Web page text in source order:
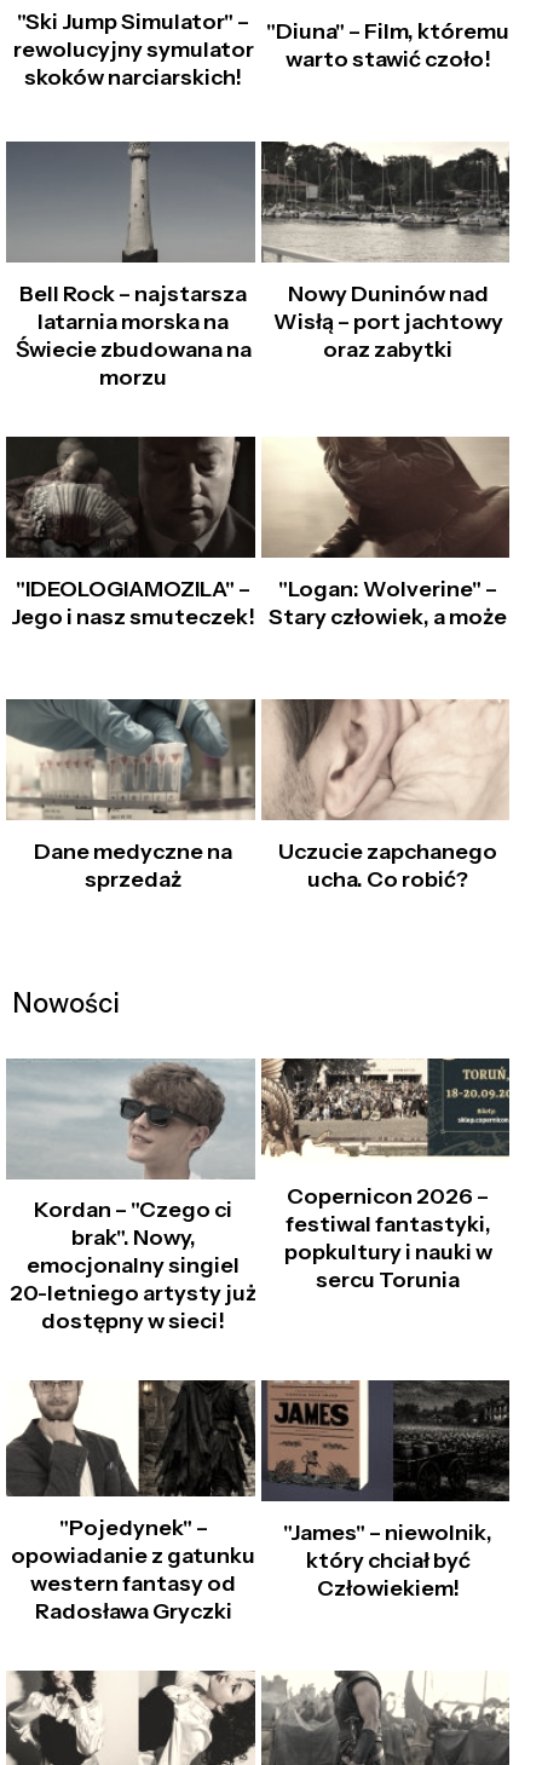
"Ski Jump Simulator" –
rewolucyjny symulator
skoków narciarskich!
"Diuna" – Film, któremu
warto stawić czoło!
Bell Rock – najstarsza
latarnia morska na
Świecie zbudowana na
morzu
Nowy Duninów nad
Wisłą – port jachtowy
oraz zabytki
"IDEOLOGIAMOZILA" –
Jego i nasz smuteczek!
"Logan: Wolverine" –
Stary człowiek, a może
Dane medyczne na
sprzedaż
Uczucie zapchanego
ucha. Co robić?
Nowości
Kordan – "Czego ci
brak". Nowy,
emocjonalny singiel
20-letniego artysty już
dostępny w sieci!
Copernicon 2026 –
festiwal fantastyki,
popkultury i nauki w
sercu Torunia
"Pojedynek" –
opowiadanie z gatunku
western fantasy od
Radosława Gryczki
"James" – niewolnik,
który chciał być
Człowiekiem!